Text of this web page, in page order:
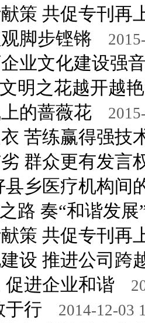
策 共促专刊再
脚步铿锵
业文化建设强
明之花越开越艳
的蔷薇花
苦练赢得强技
群众更有发言
县乡医疗机构间
路 奏“和谐发展
策 共促专刊再
设 推进公司跨
进企业和谐
于行
2014-12-03